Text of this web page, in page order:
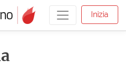
Inizia